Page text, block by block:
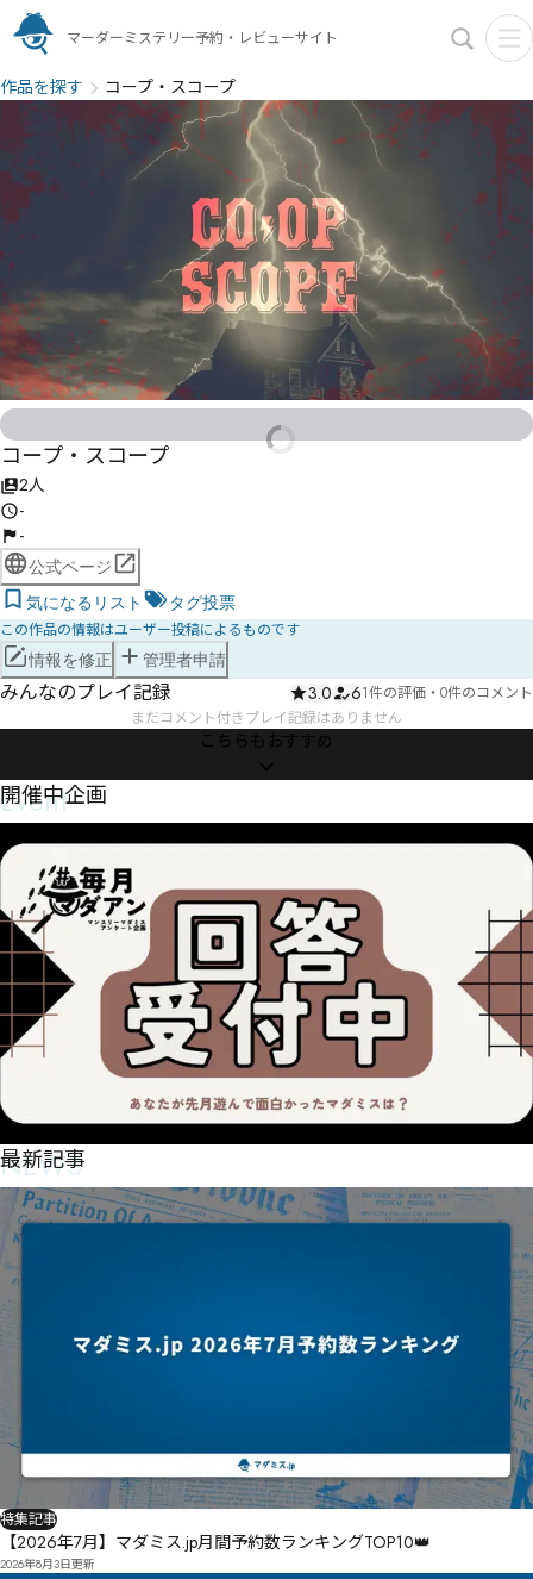
マーダーミステリー予約・レビューサイト
作品を探す コープ・スコープ
コープ・スコープ
2人
-
-
公式ページ
気になるリスト
タグ投票
この作品の情報はユーザー投稿によるものです
情報を修正 管理者申請
みんなのプレイ記録 3.0 61件の評価 ・ 0件のコメント
まだコメント付きプレイ記録はありません
こちらもおすすめ
Event
開催中企画
NEWS
最新記事
特集記事
【2026年7月】マダミス.jp月間予約数ランキングTOP10👑
2026年8月3日更新